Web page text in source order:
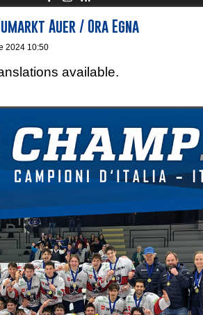
Auer / Ora Egna
2024 10:50
available.